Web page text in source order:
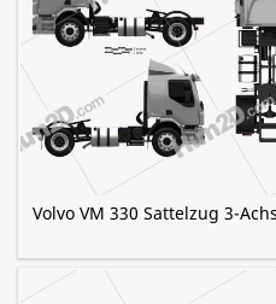
Volvo VM 330 Sattelzug 3-